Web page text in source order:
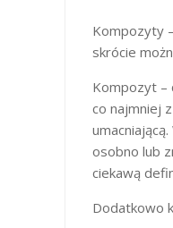
Kompozyty
skrócie
Kompozyt –
co najmniej
osobno lub
ciekawą
Dodatkowo